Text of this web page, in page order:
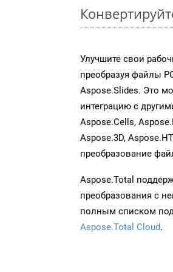
Улучшите свои
преобразуя файлы
Aspose.Slides. Это
интеграцию с
Aspose.Cells,
Aspose.3D,
преобразование
Aspose.Total
преобразования с
полным списком
Aspose.Total Cloud.